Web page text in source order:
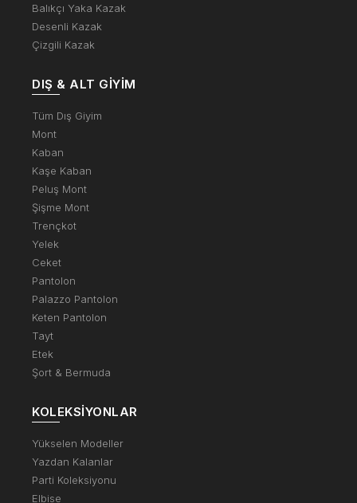
Balıkçı Yaka Kazak
Desenli Kazak
Çizgili Kazak
DIŞ & ALT GIYIM
Tüm Dış Giyim
Mont
Kaban
Kaşe Kaban
Peluş Mont
Şişme Mont
Trençkot
Yelek
Ceket
Pantolon
Palazzo Pantolon
Keten Pantolon
Tayt
Etek
Şort & Bermuda
KOLEKSIYONLAR
Yükselen Modeller
Yazdan Kalanlar
Parti Koleksiyonu
Elbise